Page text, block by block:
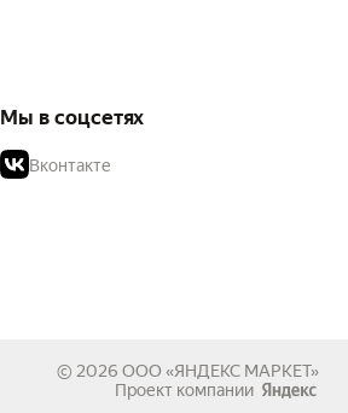
Мы в соцсетях
Вконтакте
© 2026 ООО «ЯНДЕКС МАРКЕТ»
Проект компании